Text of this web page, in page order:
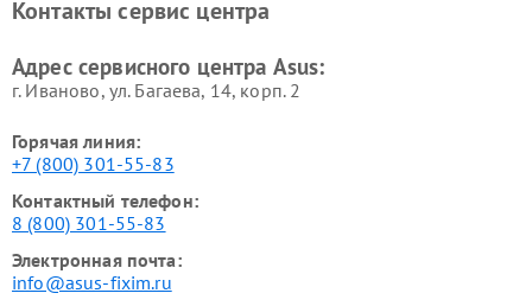
Контакты сервис центра
Адрес сервисного центра Asus:
г. Иваново, ул. Багаева, 14, корп. 2
Горячая линия:
+7 (800) 301-55-83
Контактный телефон:
8 (800) 301-55-83
Электронная почта:
info@asus-fixim.ru